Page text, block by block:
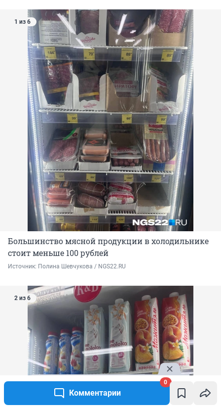
Комментарии
0
1 из 6
Большинство мясной продукции в холодильнике
стоит меньше 100 рублей
Источник: Полина Шевчукова / NGS22.RU
2 из 6